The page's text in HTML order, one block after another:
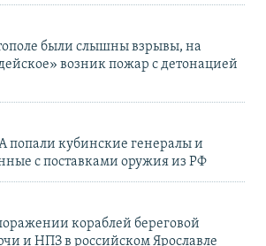
были слышны взрывы, на
возник пожар с детонацией
кубинские генералы и
с поставками оружия из РФ
кораблей береговой
и НПЗ в российском Ярославле